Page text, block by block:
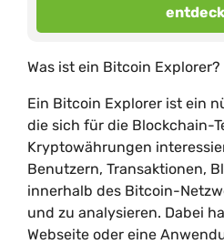
Was ist ein Bitcoin Explorer?
Ein Bitcoin Explorer ist ein
die sich für die Blockchain-
Kryptowährungen
Benutzern, Transaktionen,
innerhalb des Bitcoin-
und zu analysieren. Dabei
Webseite oder eine